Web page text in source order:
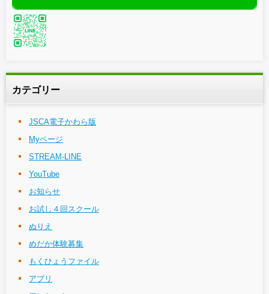
カテゴリー
JSCA電子かわら版
Myページ
STREAM-LINE
YouTube
お知らせ
お試し４回スクール
ぬりえ
めだか体験募集
もくひょうファイル
アプリ